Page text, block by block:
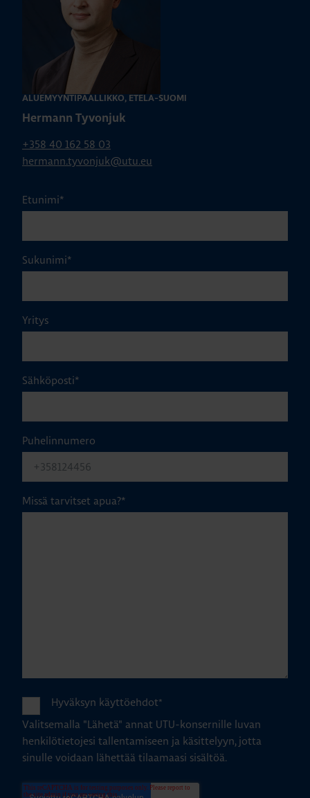
ALUEMYYNTIPÄÄLLIKKÖ, ETELÄ-SUOMI
Hermann Tyvonjuk
+358 40 162 58 03
hermann.tyvonjuk@utu.eu
Etunimi*
Sukunimi*
Yritys
Sähköposti*
Puhelinnumero
Missä tarvitset apua?*
Hyväksyn käyttöehdot*
Valitsemalla "Lähetä" annat UTU-konsernille luvan
henkilötietojesi tallentamiseen ja käsittelyyn, jotta
sinulle voidaan lähettää tilaamaasi sisältöä.